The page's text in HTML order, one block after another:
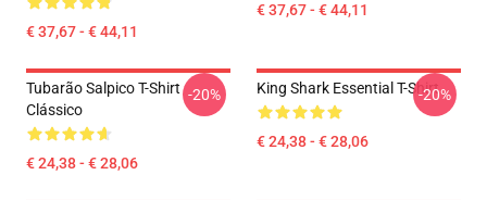
€ 37,67 - € 44,11
€ 37,67 - € 44,11
Tubarão Salpico T-Shirt
Clássico
€ 24,38 - € 28,06
-20% King Shark Essential T-Shirt
€ 24,38 - € 28,06
-20%